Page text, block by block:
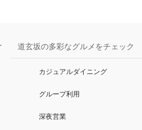
道玄坂の多彩なグルメをチェック
カジュアルダイニング
グループ利用
深夜営業